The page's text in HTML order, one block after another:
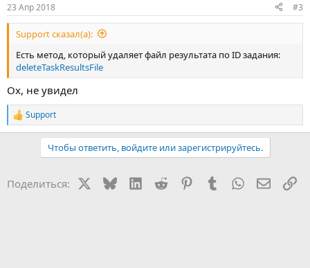
23 Апр 2018 #3
Support сказал(а):
Есть метод, который удаляет файл результата по ID задания:
deleteTaskResultsFile
Ох, не увидел
Р
е
и
Support
Чтобы ответить, войдите или зарегистрируйтесь.
Поделиться: BlueskyLinkedIn
Reddit PinterestTumblr WhatsApp